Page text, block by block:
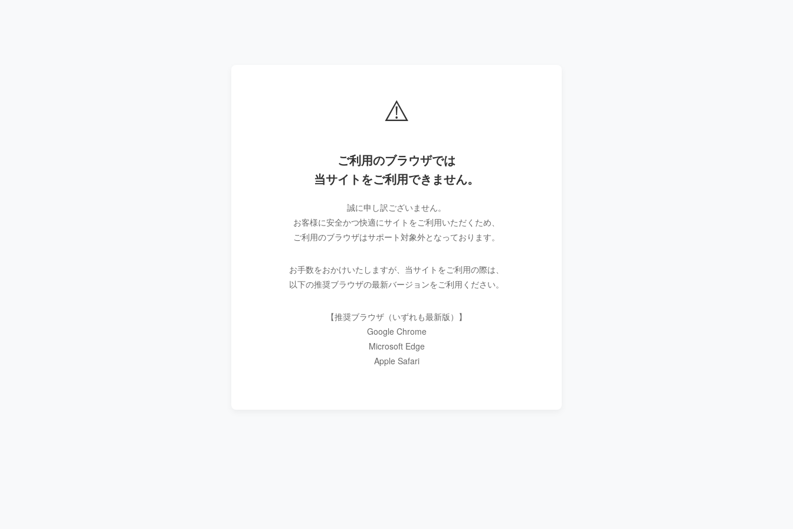
⚠️
ご利用のブラウザでは
当サイトをご利用できません。
誠に申し訳ございません。
お客様に安全かつ快適にサイトをご利用いただくため、
ご利用のブラウザはサポート対象外となっております。
お手数をおかけいたしますが、当サイトをご利用の際は、
以下の推奨ブラウザの最新バージョンをご利用ください。
【推奨ブラウザ（いずれも最新版）】
Google Chrome
Microsoft Edge
Apple Safari